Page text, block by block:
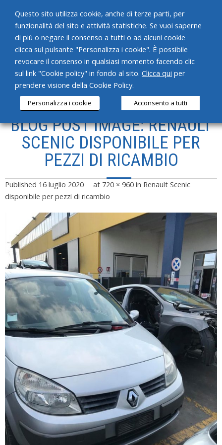
HOME
CHI SIAMO
SERVIZI
PRODOTTI
CONTATTI
BLOG POST IMAGE: RENAULT
SCENIC DISPONIBILE PER
PEZZI DI RICAMBIO
Published 16 luglio 2020 at 720 × 960 in Renault Scenic
disponibile per pezzi di ricambio
Questo sito utilizza cookie, anche di terze parti, per
funzionalità del sito e attività statistiche. Se vuoi saperne
di più o negare il consenso a tutti o ad alcuni cookie
clicca sul pulsante "Personalizza i cookie". È possibile
revocare il consenso in qualsiasi momento facendo clic
sul link "Cookie policy" in fondo al sito. Clicca qui per
prendere visione della Cookie Policy.
Personalizza i cookie Acconsento a tutti